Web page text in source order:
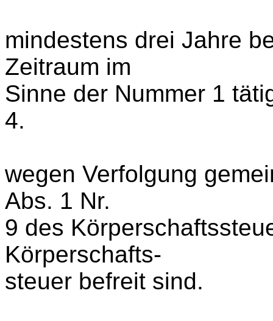
mindestens drei Jahre
Zeitraum im
Sinne der Nummer 1
4.
wegen Verfolgung
Abs. 1 Nr.
9 des
Körperschafts-
steuer befreit sind.